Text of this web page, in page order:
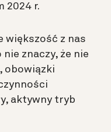
2024 r.
większość z nas
znaczy, że nie
obowiązki
aktywny tryb